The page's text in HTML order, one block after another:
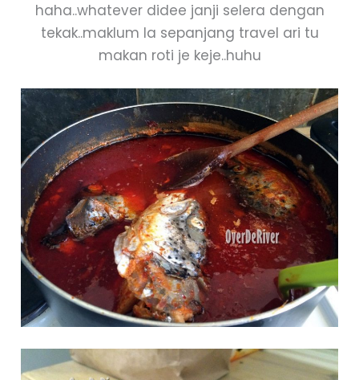
haha..whatever didee janji selera dengan
tekak..maklum la sepanjang travel ari tu
makan roti je keje..huhu